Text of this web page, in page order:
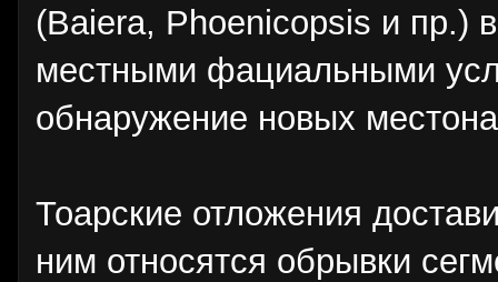
(Baiera, Phoenicopsis и пр.)
местными фациальными
обнаружение новых
Тоарские отложения
ним относятся обрывки